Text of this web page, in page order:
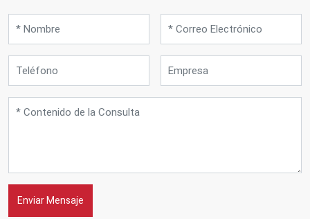
Enviar Mensaje